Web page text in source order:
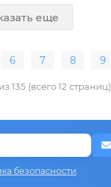
еще
6 7 8 9
135 (всего 12 страниц)
безопасности